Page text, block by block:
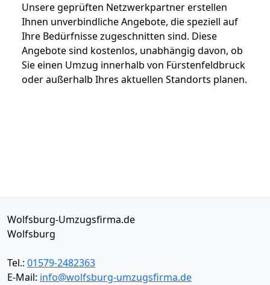
Unsere geprüften Netzwerkpartner erstellen
Ihnen unverbindliche Angebote, die speziell auf
Ihre Bedürfnisse zugeschnitten sind. Diese
Angebote sind kostenlos, unabhängig davon, ob
Sie einen Umzug innerhalb von Fürstenfeldbruck
oder außerhalb Ihres aktuellen Standorts planen.
Wolfsburg-Umzugsfirma.de
Wolfsburg
Tel.: 01579-2482363
E-Mail: info@wolfsburg-umzugsfirma.de